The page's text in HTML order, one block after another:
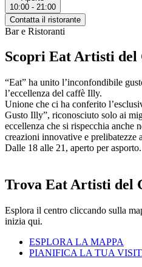
10:00 - 21:00
Contatta il ristorante
Bar e Ristoranti
Scopri Eat Artisti del
“Eat” ha unito l’inconfondibile
l’eccellenza del caffè Illy.
Unione che ci ha conferito
Gusto Illy”, riconosciuto solo ai
eccellenza che si rispecchia anche
creazioni innovative e prelibatezze
Dalle 18 alle 21, aperto per asporto.
Trova Eat Artisti del
Esplora il centro cliccando sulla
inizia qui.
ESPLORA LA MAPPA
PIANIFICA LA TUA